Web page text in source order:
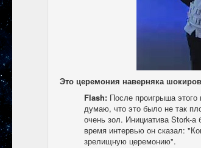
Это церемония наверняка
Flash: После проигрыша
думаю, что это было не так
очень зол. Инициатива Stork-
время интервью он сказал:
зрелищную церемонию".